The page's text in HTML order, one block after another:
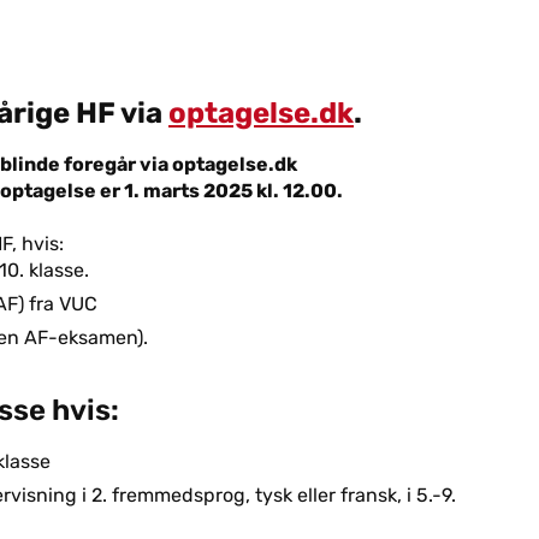
HF via optagelse.dk.
foregår via optagelse.dk
er 1. marts 2025 kl. 12.00.
hvis:
klasse.
fra VUC
AF-eksamen).
hvis:
i 2. fremmedsprog, tysk eller fransk, i 5.-9.